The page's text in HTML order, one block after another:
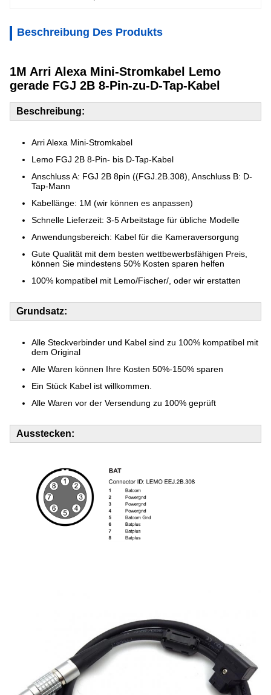
Beschreibung Des Produkts
1M Arri Alexa Mini-Stromkabel Lemo
gerade FGJ 2B 8-Pin-zu-D-Tap-Kabel
Beschreibung:
Arri Alexa Mini-Stromkabel
Lemo FGJ 2B 8-Pin- bis D-Tap-Kabel
Anschluss A: FGJ 2B 8pin ((FGJ.2B.308), Anschluss B: D-
Tap-Mann
Kabellänge: 1M (wir können es anpassen)
Schnelle Lieferzeit: 3-5 Arbeitstage für übliche Modelle
Anwendungsbereich: Kabel für die Kameraversorgung
Gute Qualität mit dem besten wettbewerbsfähigen Preis,
können Sie mindestens 50% Kosten sparen helfen
100% kompatibel mit Lemo/Fischer/, oder wir erstatten
Grundsatz:
Alle Steckverbinder und Kabel sind zu 100% kompatibel mit
dem Original
Alle Waren können Ihre Kosten 50%-150% sparen
Ein Stück Kabel ist willkommen.
Alle Waren vor der Versendung zu 100% geprüft
Ausstecken: